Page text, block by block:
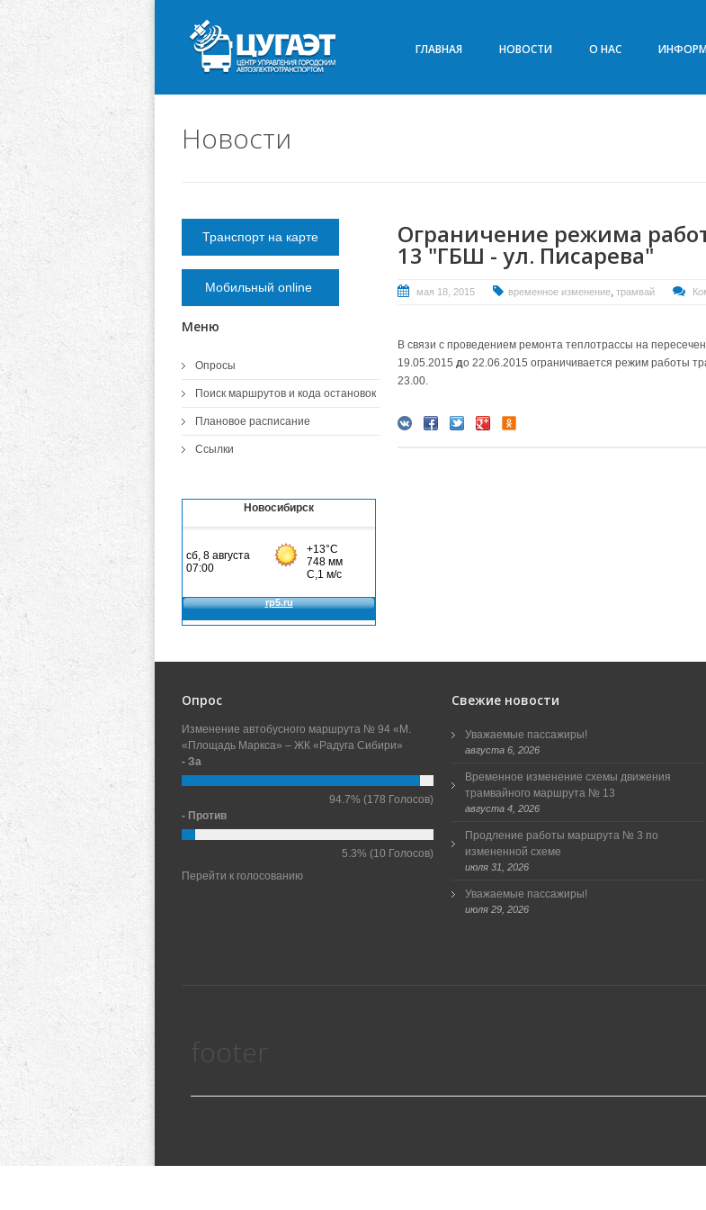
ГЛАВНАЯ НОВОСТИ О НАС
Новости
Ограничение режима
13 "ГБШ - ул. Писарева"
мая 18, 2015 временное изменение, трамвай
В связи с проведением ремонта теплотрассы на
19.05.2015 до 22.06.2015 ограничивается режим работы
23.00.
Транспорт на карте
Мобильный online
Меню
Опросы
Поиск маршрутов и кода остановок
Плановое расписание
Ссылки
Новосибирск
Опрос
Изменение автобусного маршрута № 94 «М.
«Площадь Маркса» – ЖК «Радуга Сибири»
- За
94.7% (178 Голосов)
- Против
5.3% (10 Голосов)
Перейти к голосованию
Свежие новости
Уважаемые пассажиры!
августа 6, 2026
Временное изменение схемы движения
трамвайного маршрута № 13
августа 4, 2026
Продление работы маршрута № 3 по
измененной схеме
июля 31, 2026
Уважаемые пассажиры!
июля 29, 2026
footer